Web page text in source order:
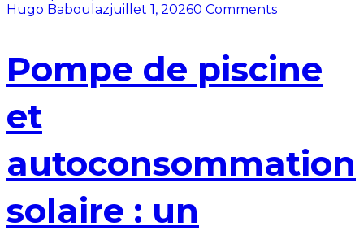
Hugo Baboulazjuillet 1, 20260 Comments
Pompe de piscine
et
autoconsommation
solaire : un